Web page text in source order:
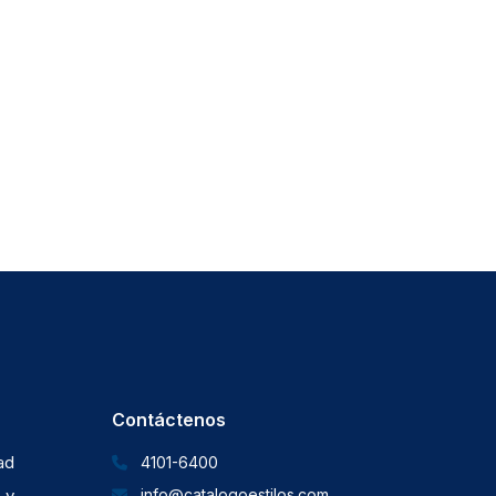
Contáctenos
4101-6400